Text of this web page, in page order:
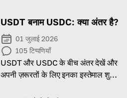
USDT बनाम USDC: क्या अंतर है?
01 जुलाई 2026
105 टिप्पणियाँ
USDT और USDC के बीच अंतर देखें और
अपनी ज़रूरतों के लिए इनका इस्तेमाल शुरू